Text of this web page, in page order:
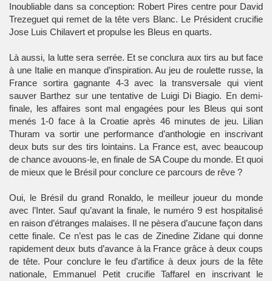
Inoubliable dans sa conception: Robert Pires centre pour David
Trezeguet qui remet de la tête vers Blanc. Le Président crucifie
Jose Luis Chilavert et propulse les Bleus en quarts.
Là aussi, la lutte sera serrée. Et se conclura aux tirs au but face
à une Italie en manque d’inspiration. Au jeu de roulette russe, la
France sortira gagnante 4-3 avec la transversale qui vient
sauver Barthez sur une tentative de Luigi Di Biagio. En demi-
finale, les affaires sont mal engagées pour les Bleus qui sont
menés 1-0 face à la Croatie après 46 minutes de jeu. Lilian
Thuram va sortir une performance d’anthologie en inscrivant
deux buts sur des tirs lointains. La France est, avec beaucoup
de chance avouons-le, en finale de SA Coupe du monde. Et quoi
de mieux que le Brésil pour conclure ce parcours de rêve ?
Oui, le Brésil du grand Ronaldo, le meilleur joueur du monde
avec l’Inter. Sauf qu’avant la finale, le numéro 9 est hospitalisé
en raison d’étranges malaises. Il ne pèsera d’aucune façon dans
cette finale. Ce n’est pas le cas de Zinedine Zidane qui donne
rapidement deux buts d’avance à la France grâce à deux coups
de tête. Pour conclure le feu d’artifice à deux jours de la fête
nationale, Emmanuel Petit crucifie Taffarel en inscrivant le